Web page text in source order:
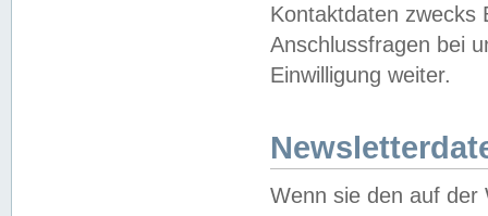
Kontaktdaten zwecks
Anschlussfragen bei
Einwilligung weiter.
Wenn sie den auf der